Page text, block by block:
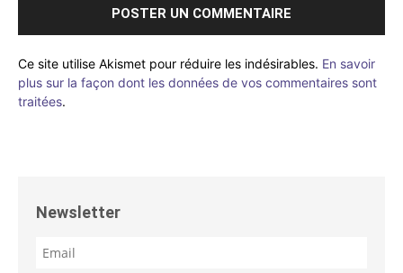
Ce site utilise Akismet pour réduire les indésirables. En savoir
plus sur la façon dont les données de vos commentaires sont
traitées.
Newsletter